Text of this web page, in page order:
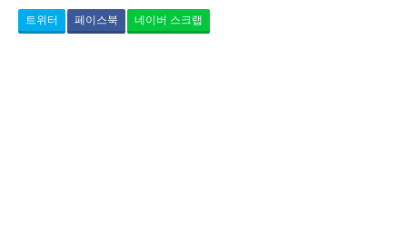
트위터 페이스북 네이버 스크랩